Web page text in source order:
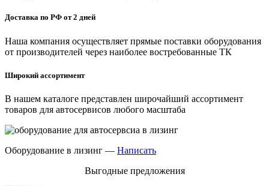
Доставка по РФ от 2 дней
Наша компания осуществляет прямые поставки оборудования
от производителей через наиболее востребованные ТК
Широкий ассортимент
В нашем каталоге представлен широчайший ассортимент
товаров для автосервисов любого масштаба
Оборудование в лизинг — Написать
Выгодные предложения